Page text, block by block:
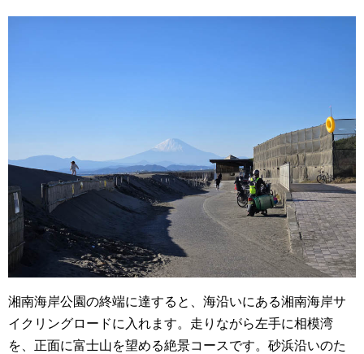
湘南海岸公園の終端に達すると、海沿いにある湘南海岸サ
イクリングロードに入れます。走りながら左手に相模湾
を、正面に富士山を望める絶景コースです。砂浜沿いのた